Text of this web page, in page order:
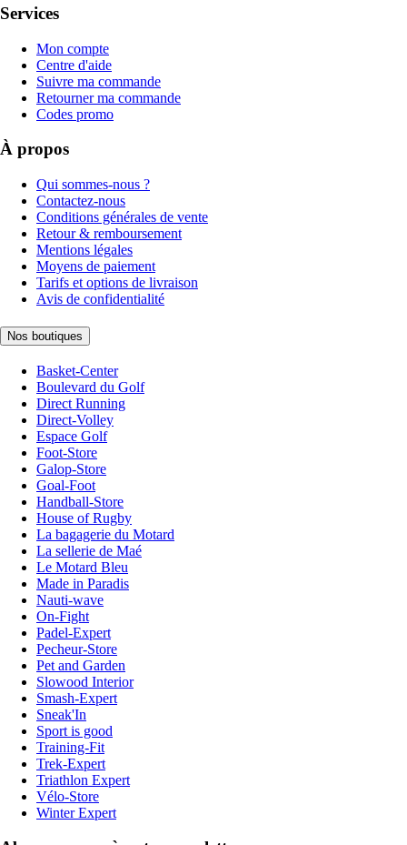
Services
Mon compte
Centre d'aide
Suivre ma commande
Retourner ma commande
Codes promo
À propos
Qui sommes-nous ?
Contactez-nous
Conditions générales de vente
Retour & remboursement
Mentions légales
Moyens de paiement
Tarifs et options de livraison
Avis de confidentialité
Nos boutiques
Basket-Center
Boulevard du Golf
Direct Running
Direct-Volley
Espace Golf
Foot-Store
Galop-Store
Goal-Foot
Handball-Store
House of Rugby
La bagagerie du Motard
La sellerie de Maé
Le Motard Bleu
Made in Paradis
Nauti-wave
On-Fight
Padel-Expert
Pecheur-Store
Pet and Garden
Slowood Interior
Smash-Expert
Sneak'In
Sport is good
Training-Fit
Trek-Expert
Triathlon Expert
Vélo-Store
Winter Expert